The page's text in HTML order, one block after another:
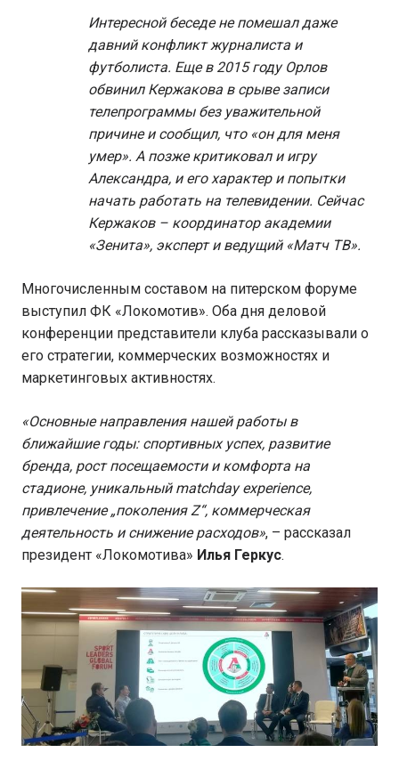
Интересной беседе не помешал даже
давний конфликт журналиста и
футболиста. Еще в 2015 году Орлов
обвинил Кержакова в срыве записи
телепрограммы без уважительной
причине и сообщил, что «он для меня
умер». А позже критиковал и игру
Александра, и его характер и попытки
начать работать на телевидении. Сейчас
Кержаков – координатор академии
«Зенита», эксперт и ведущий «Матч ТВ».
Многочисленным составом на питерском форуме
выступил ФК «Локомотив». Оба дня деловой
конференции представители клуба рассказывали о
его стратегии, коммерческих возможностях и
маркетинговых активностях.
«Основные направления нашей работы в
ближайшие годы: спортивных успех, развитие
бренда, рост посещаемости и комфорта на
стадионе, уникальный matchday experience,
привлечение „поколения Z“, коммерческая
деятельность и снижение расходов», – рассказал
президент «Локомотива» Илья Геркус.